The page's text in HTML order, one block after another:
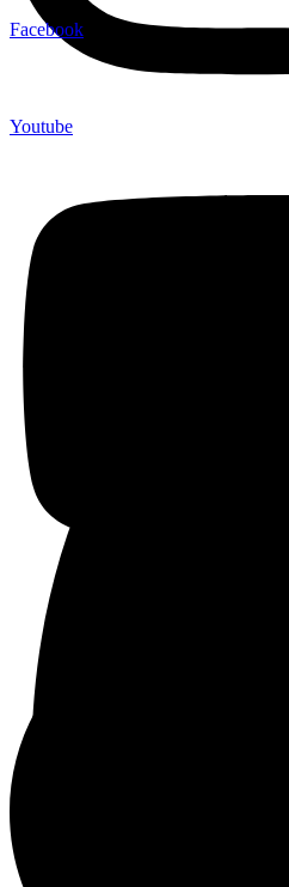
Youtube
Facebook